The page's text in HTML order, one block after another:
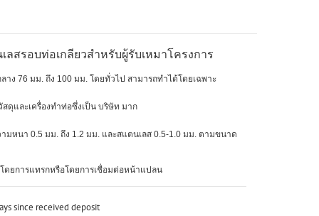
ลสรอบท่อเกลียวสำหรับผู้รับเหมาโครงการ
ง 76 มม. ถึง 100 มม. โดยทั่วไป สามารถทำได้โดยเฉพาะ
ดุและเครื่องทำท่อซึ่งเป็น บริษัท มาก
มหนา 0.5 มม. ถึง 1.2 มม. และสแตนเลส 0.5-1.0 มม. ตามขนาด
ดยการแทรกหรือโดยการเชื่อมต่อหน้าแปลน
since received deposit